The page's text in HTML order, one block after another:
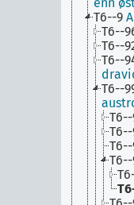
T6--9
T6--
T6--
T6--
T6--
T6--
T6--
T6--